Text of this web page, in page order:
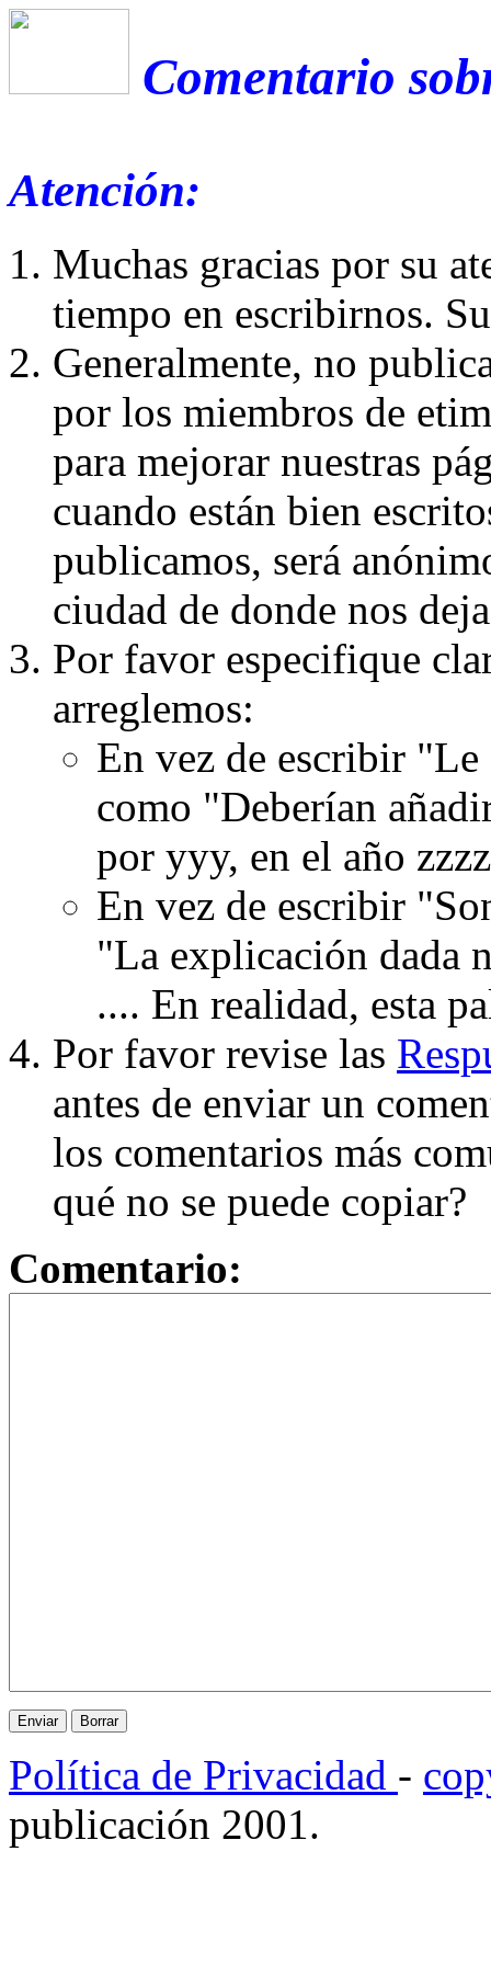
Comentario
Atención:
Muchas gracias por su
tiempo en escribirnos.
Generalmente, no
por los miembros de
para mejorar nuestras
cuando están bien
publicamos, será
ciudad de donde nos
Por favor especifique
arreglemos:
En vez de escribir
como "Deberían
por yyy, en el año
En vez de escribir
"La explicación dada
.... En realidad, esta
Por favor revise las
antes de enviar un
los comentarios más
qué no se puede copiar?
Comentario:
Política de Privacidad -
publicación 2001.